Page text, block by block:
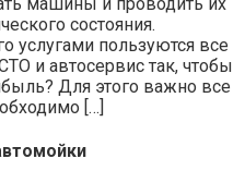
состояния.
услугами пользуются все
и автосервис так, чтобы
Для этого важно все
[…]